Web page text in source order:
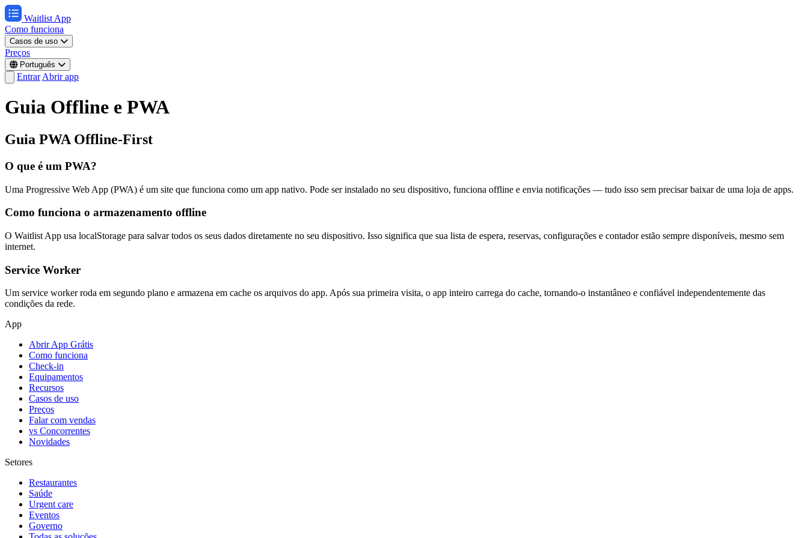
Waitlist App
Como funciona
Casos de uso
Preços
Português
Entrar Abrir app
Guia Offline e PWA
Guia PWA Offline-First
O que é um PWA?
Uma Progressive Web App (PWA) é um site que funciona como um app nativo. Pode ser instalado no seu dispositivo, funciona offline e envia notificações — tudo isso sem precisar baixar de uma loja de apps.
Como funciona o armazenamento offline
O Waitlist App usa localStorage para salvar todos os seus dados diretamente no seu dispositivo. Isso significa que sua lista de espera, reservas, configurações e contador estão sempre disponíveis, mesmo sem
internet.
Service Worker
Um service worker roda em segundo plano e armazena em cache os arquivos do app. Após sua primeira visita, o app inteiro carrega do cache, tornando-o instantâneo e confiável independentemente das
condições da rede.
App
Abrir App Grátis
Como funciona
Check-in
Equipamentos
Recursos
Casos de uso
Preços
Falar com vendas
vs Concorrentes
Novidades
Setores
Restaurantes
Saúde
Urgent care
Eventos
Governo